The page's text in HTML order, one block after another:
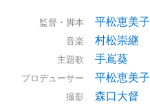
監督・脚本 平松恵美子
音楽 村松崇継
主題歌 手嶌葵
プロデューサー 平松恵美子
撮影 森口大督